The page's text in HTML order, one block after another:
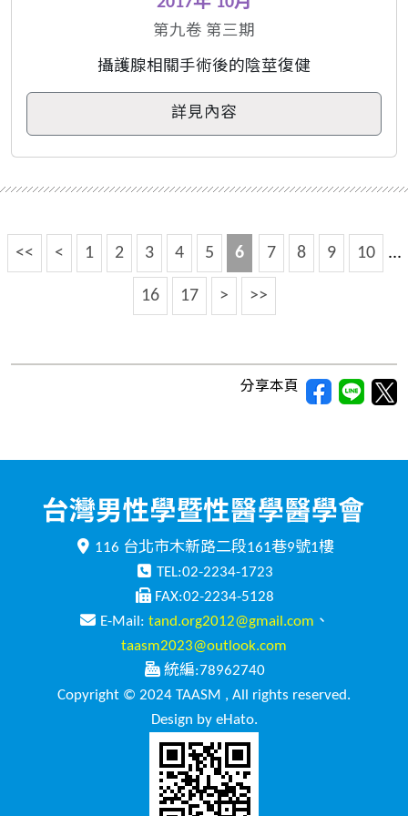
第九卷 第三期
攝護腺相關手術後的陰莖復健
詳見內容
<< < 1 2 3 4 5 6 7 8 9 10 ...
16 17 > >>
分享本頁
116 台北市木新路二段161巷9號1樓
TEL:02-2234-1723
FAX:02-2234-5128
E-Mail: tand.org2012@gmail.com 、
taasm2023@outlook.com
統編:78962740
Copyright © 2024 TAASM , All rights reserved.
Design by eHato.